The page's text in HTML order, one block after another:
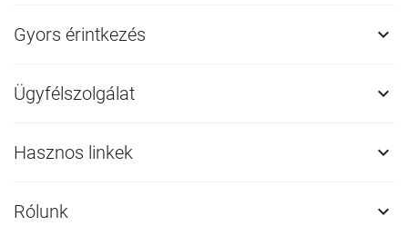
Gyors érintkezés 
Ügyfélszolgálat 
Hasznos linkek 
Rólunk 